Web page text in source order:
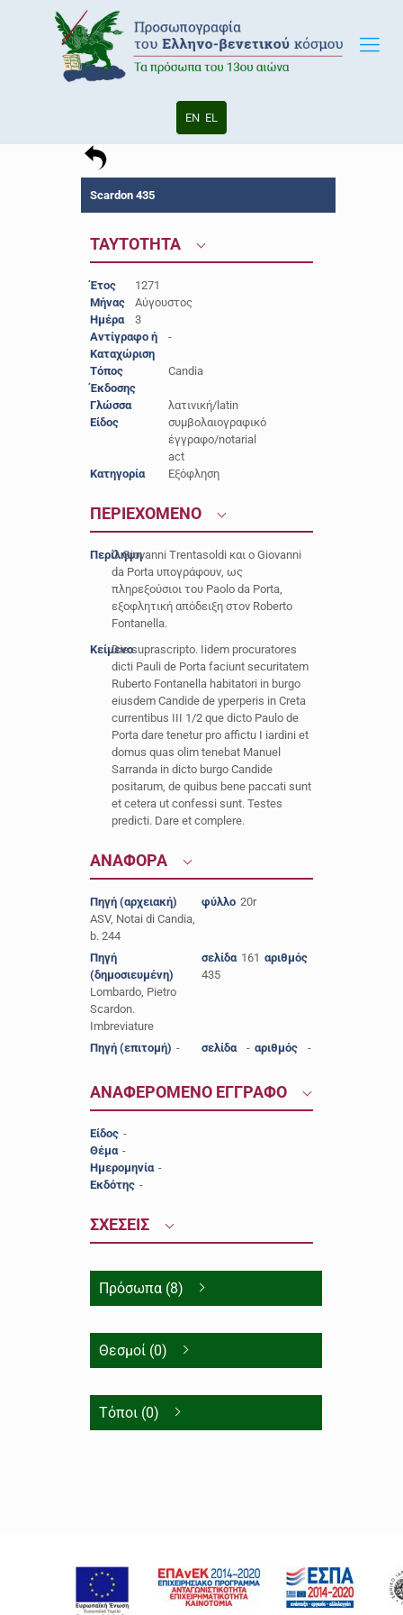
EN EL
Scardon 435
ΤΑΥΤΟΤΗΤΑ
Έτος
1271
Μήνας
Αύγουστος
Ημέρα
3
Αντίγραφο ή
Καταχώριση
-
Τόπος
Έκδοσης
Candia
Γλώσσα
λατινική/latin
Είδος
συμβολαιογραφικό
έγγραφο/notarial
act
Κατηγορία
Εξόφληση
ΠΕΡΙΕΧΟΜΕΝΟ
Περίληψη
Ο Giovanni Trentasoldi και ο Giovanni
da Porta υπογράφουν, ως
πληρεξούσιοι του Paolo da Porta,
εξοφλητική απόδειξη στον Roberto
Fontanella.
ΚείμενοDie suprascripto. Iidem procuratores
dicti Pauli de Porta faciunt securitatem
Ruberto Fontanella habitatori in burgo
eiusdem Candide de yperperis in Creta
currentibus III 1/2 que dicto Paulo de
Porta dare tenetur pro affictu I iardini et
domus quas olim tenebat Manuel
Sarranda in dicto burgo Candide
positarum, de quibus bene paccati sunt
et cetera ut confessi sunt. Testes
predicti. Dare et complere.
ΑΝΑΦΟΡΑ
Πηγή (αρχειακή)
ASV, Notai di Candia,
b. 244
φύλλο 20r
Πηγή
(δημοσιευμένη)
Lombardo, Pietro
Scardon.
Imbreviature
σελίδα 161 αριθμός
435
Πηγή (επιτομή) - σελίδα - αριθμός -
ΑΝΑΦΕΡΟΜΕΝΟ ΕΓΓΡΑΦΟ
Είδος -
Θέμα -
Ημερομηνία -
Εκδότης -
ΣΧΕΣΕΙΣ
Πρόσωπα (8)
Θεσμοί (0)
Τόποι (0)